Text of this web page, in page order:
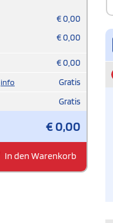
€0,00
€0,00
€0,00
info
Gratis
Gratis
€0,00
In den Warenkorb